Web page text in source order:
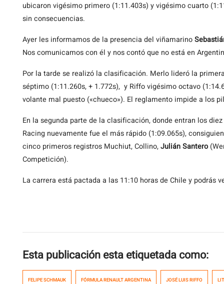
ubicaron vigésimo primero (1:11.403s) y vigésimo cuarto
sin consecuencias.
Ayer les informamos de la presencia del viñamarino
Nos comunicamos con él y nos contó que no está en
Por la tarde se realizó la clasificación. Merlo lideró la
séptimo (1:11.260s, + 1.772s), y Riffo vigésimo octavo
volante mal puesto («chueco»). El reglamento impide a los
En la segunda parte de la clasificación, donde entran los
Racing nuevamente fue el más rápido (1:09.065s),
cinco primeros registros Muchiut, Collino,Julián Santero
Competición).
La carrera está pactada a las 11:10 horas de Chile y podrás
Esta publicación esta etiquetada como:
FELIPE SCHMAUK FÓRMULA RENAULT ARGENTINA JOSÉ LUIS RIFFO